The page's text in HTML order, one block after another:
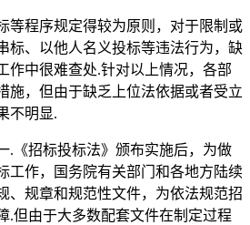
等程序规定得较为原则，对于限制或
标、以他人名义投标等违法行为，缺
作中很难查处.针对以上情况，各部
施，但由于缺乏上位法依据或者受立
不明显.
.《招标投标法》颁布实施后，为做
工作，国务院有关部门和各地方陆续
、规章和规范性文件，为依法规范招
.但由于大多数配套文件在制定过程